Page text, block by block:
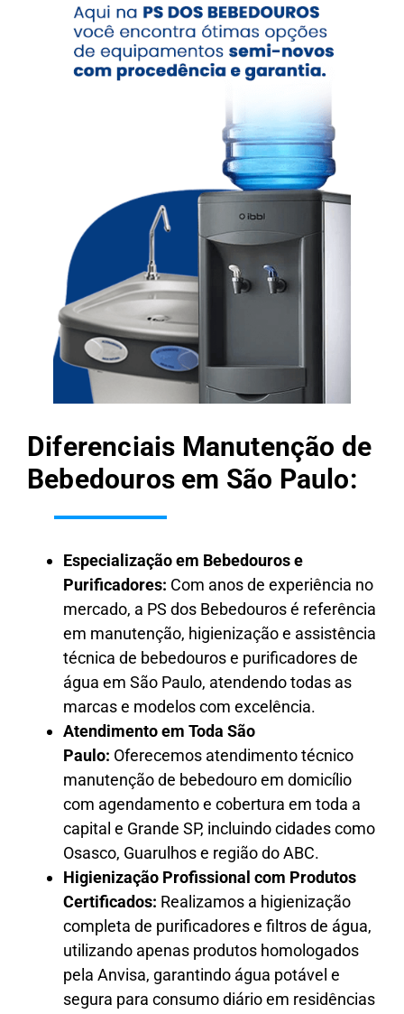
Diferenciais Manutenção de
Bebedouros em São Paulo:
Especialização em Bebedouros e
Purificadores: Com anos de experiência no
mercado, a PS dos Bebedouros é referência
em manutenção, higienização e assistência
técnica de bebedouros e purificadores de
água em São Paulo, atendendo todas as
marcas e modelos com excelência.
Atendimento em Toda São
Paulo: Oferecemos atendimento técnico
manutenção de bebedouro em domicílio
com agendamento e cobertura em toda a
capital e Grande SP, incluindo cidades como
Osasco, Guarulhos e região do ABC.
Higienização Profissional com Produtos
Certificados: Realizamos a higienização
completa de purificadores e filtros de água,
utilizando apenas produtos homologados
pela Anvisa, garantindo água potável e
segura para consumo diário em residências